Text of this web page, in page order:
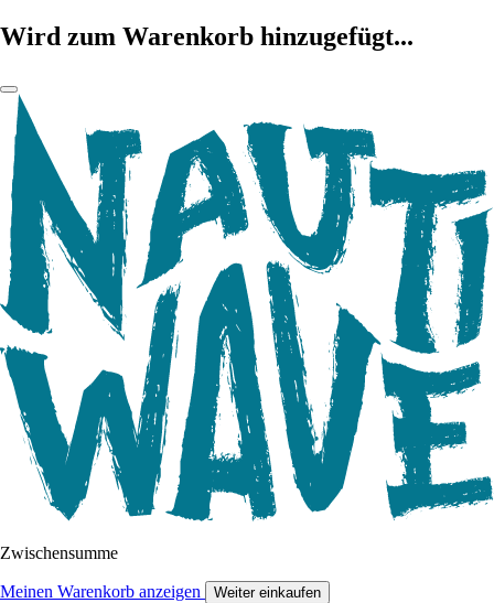
Wird zum Warenkorb hinzugefügt...
Zwischensumme
Meinen Warenkorb anzeigen Weiter einkaufen